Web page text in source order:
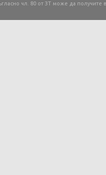
чл. 80 от ЗТ може да получите